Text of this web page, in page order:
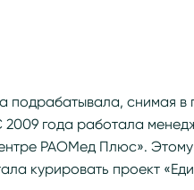
подрабатывала, снимая в
2009 года работала
РАОМед Плюс».
курировать проект